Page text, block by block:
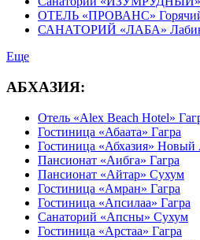
ОТЕЛЬ «ПРОВАНС»
САНАТОРИЙ «ЛАБА»
Еще
АБХАЗИЯ:
Отель «Alex Beach Hotel»
Гостиница «Абаата» Гагра
Гостиница «Абхазия»
Пансионат «Аибга» Гагра
Пансионат «Айтар» Сухум
Гостиница «Амран» Гагра
Гостиница «Апсилаа» Гагра
Санаторий «Апсны» Сухум
Гостиница «Арстаа» Гагра